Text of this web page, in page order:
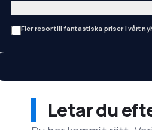
Fler resor till fantastiska priser i vårt
Letar du